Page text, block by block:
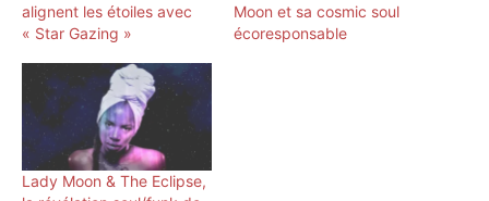
alignent les étoiles avec
« Star Gazing »
Moon et sa cosmic soul
écoresponsable
Lady Moon & The Eclipse,